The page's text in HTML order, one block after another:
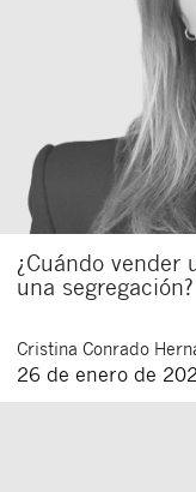
¿Cuándo vender
una
Cristina Conrado
26 de enero de